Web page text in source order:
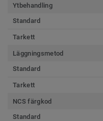
Ytbehandling
Standard
Tarkett
Läggningsmetod
Standard
Tarkett
NCS färgkod
Standard